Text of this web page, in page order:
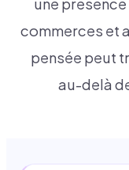
une
commerces et
pensée peut
au-delà